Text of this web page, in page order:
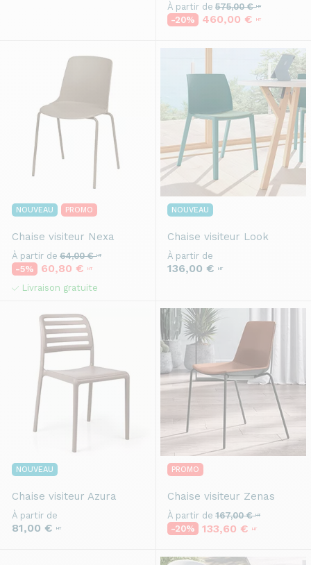
À partir de 575,00 €HT
-20% 460,00 € HT
NOUVEAU PROMO
Chaise visiteur Nexa
À partir de 64,00 €HT
-5% 60,80 € HT
Livraison gratuite
NOUVEAU
Chaise visiteur Look
À partir de
136,00 € HT
NOUVEAU
Chaise visiteur Azura
À partir de
81,00 € HT
PROMO
Chaise visiteur Zenas
À partir de 167,00 €HT
-20% 133,60 € HT